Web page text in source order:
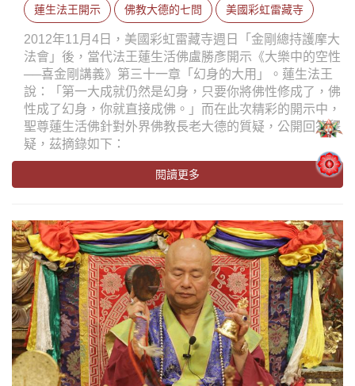
蓮生法王開示 佛教大德的七問 美國彩虹雷藏寺
2012年11月4日，美國彩虹雷藏寺週日「金剛總持護摩大
法會」後，當代法王蓮生活佛盧勝彥開示《大樂中的空性
──喜金剛講義》第三十一章「幻身的大用」。蓮生法王
說：「第一大成就仍然是幻身，只要你將佛性修成了，佛
性成了幻身，你就直接成佛。」而在此次精彩的開示中，
聖尊蓮生活佛針對外界佛教長老大德的質疑，公開回答釋
疑，茲摘錄如下：
閱讀更多